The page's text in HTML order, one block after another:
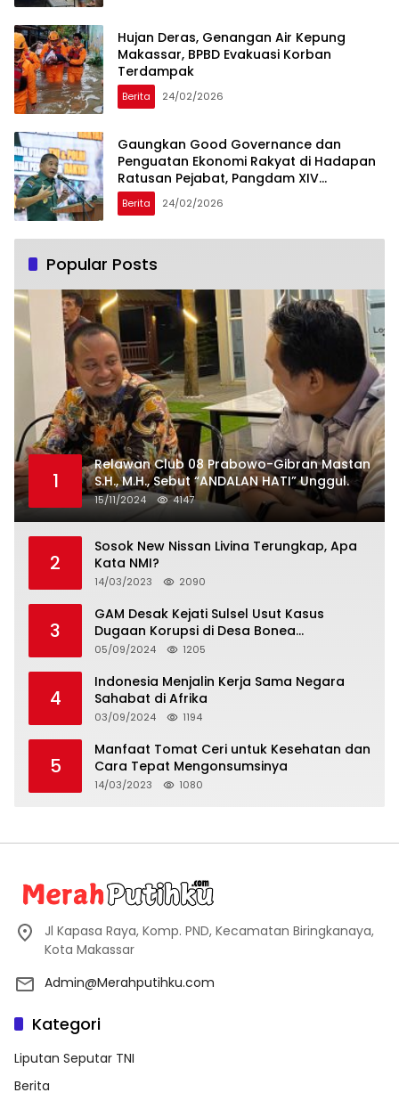
Hujan Deras, Genangan Air Kepung
Makassar, BPBD Evakuasi Korban
Terdampak
Berita 24/02/2026
Gaungkan Good Governance dan
Penguatan Ekonomi Rakyat di Hadapan
Ratusan Pejabat, Pangdam XIV
Hasanuddin Bilang Begini
Berita 24/02/2026
Popular Posts
1
Relawan Club 08 Prabowo-Gibran Mastan
S.H., M.H., Sebut “ANDALAN HATI” Unggul.
15/11/2024 4147
2
Sosok New Nissan Livina Terungkap, Apa
Kata NMI?
14/03/2023 2090
3
GAM Desak Kejati Sulsel Usut Kasus
Dugaan Korupsi di Desa Bonea
Kabupeten Kepulauan Selayar
05/09/2024 1205
4
Indonesia Menjalin Kerja Sama Negara
Sahabat di Afrika
03/09/2024 1194
5
Manfaat Tomat Ceri untuk Kesehatan dan
Cara Tepat Mengonsumsinya
14/03/2023 1080
Jl Kapasa Raya, Komp. PND, Kecamatan Biringkanaya,
Kota Makassar
Admin@Merahputihku.com
Kategori
Liputan Seputar TNI
Berita